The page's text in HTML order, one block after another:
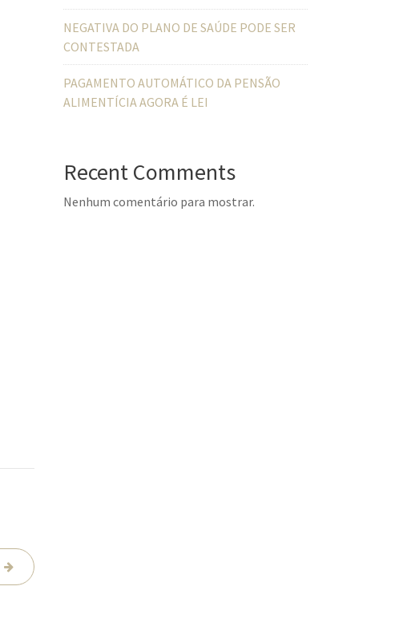
NEGATIVA DO PLANO DE SAÚDE PODE SER
CONTESTADA
PAGAMENTO AUTOMÁTICO DA PENSÃO
ALIMENTÍCIA AGORA É LEI
Recent Comments
Nenhum comentário para mostrar.